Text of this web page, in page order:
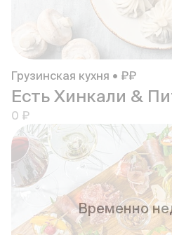
Грузинская кухня • ₽₽
Есть Хинкали &
0 ₽
Временно